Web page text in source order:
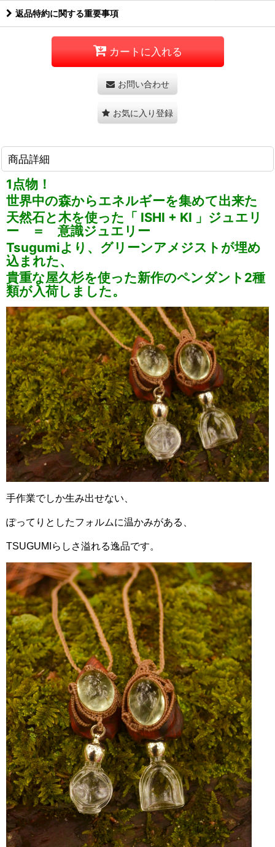
返品特約に関する重要事項
カートに入れる
お問い合わせ
お気に入り登録
商品詳細
1点物！
世界中の森からエネルギーを集めて出来た
天然石と木を使った「 ISHI + KI 」ジュエリ
ー ＝ 意識ジュエリー
Tsugumiより、グリーンアメジストが埋め
込まれた、
貴重な屋久杉を使った新作のペンダント2種
類が入荷しました。
手作業でしか生み出せない、
ぽってりとしたフォルムに温かみがある、
TSUGUMIらしさ溢れる逸品です。